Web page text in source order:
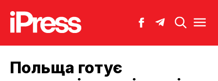
Польща готує